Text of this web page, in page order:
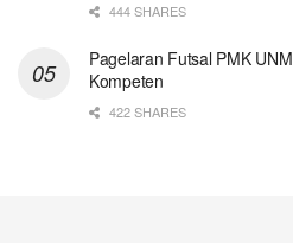
444 SHARES
Pagelaran Futsal PMK
Kompeten
422 SHARES